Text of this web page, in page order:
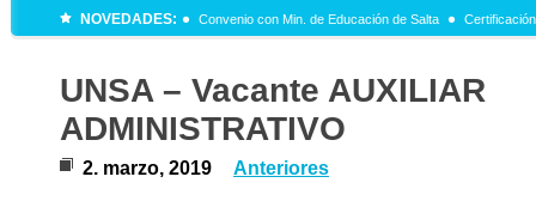
NOVEDADES: Convenio con Min. de Educación de Salta
UNSA – Vacante AUXILIAR
ADMINISTRATIVO
2. marzo, 2019 Anteriores